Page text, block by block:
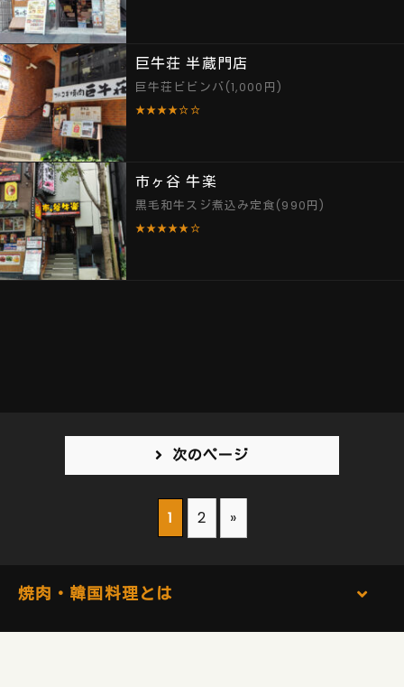
巨牛荘 半蔵門店
巨牛荘ビビンバ(1,000円)
★★★★☆☆
市ヶ谷 牛楽
黒毛和牛スジ煮込み定食(990円)
★★★★★☆
次のページ
1 2 »
焼肉・韓国料理とは